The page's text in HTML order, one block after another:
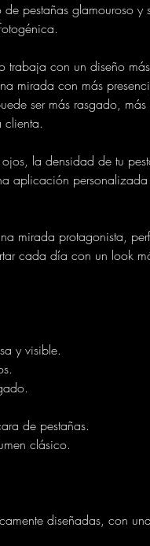
de pestañas glamouroso
trabaja con un diseño
mirada con más
ser más rasgado,
la densidad de tu
aplicación
mirada protagonista,
cada día con un look
y visible.
de pestañas.
clásico.
diseñadas, con